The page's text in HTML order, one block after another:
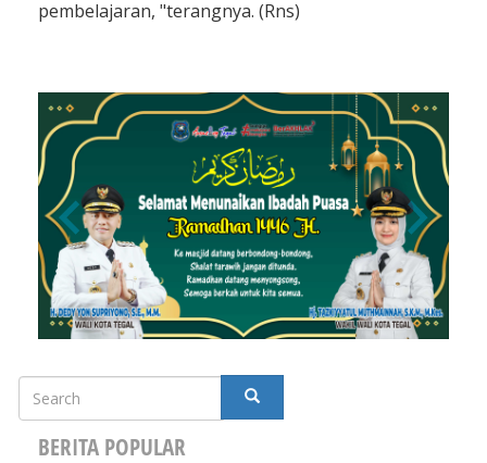
pembelajaran, "terangnya. (Rns)
Search
SEARCH
BERITA POPULAR